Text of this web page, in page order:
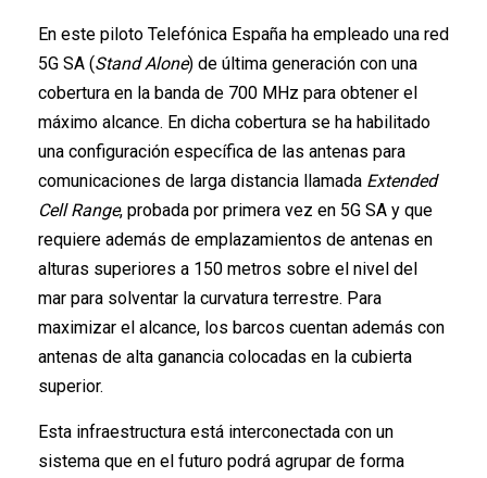
En este piloto Telefónica España ha empleado una red
5G SA (Stand Alone) de última generación con una
cobertura en la banda de 700 MHz para obtener el
máximo alcance. En dicha cobertura se ha habilitado
una configuración específica de las antenas para
comunicaciones de larga distancia llamada Extended
Cell Range, probada por primera vez en 5G SA y que
requiere además de emplazamientos de antenas en
alturas superiores a 150 metros sobre el nivel del
mar para solventar la curvatura terrestre. Para
maximizar el alcance, los barcos cuentan además con
antenas de alta ganancia colocadas en la cubierta
superior.
Esta infraestructura está interconectada con un
sistema que en el futuro podrá agrupar de forma